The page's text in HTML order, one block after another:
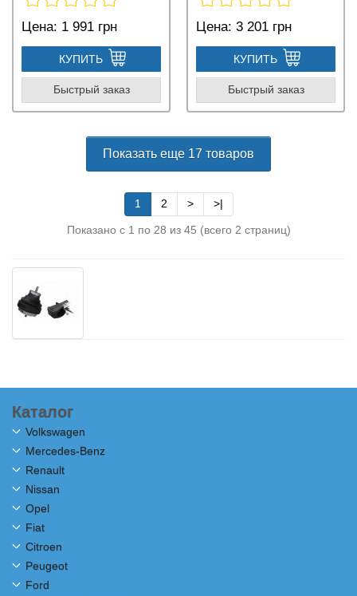
Цена: 1 991 грн
КУПИТЬ
Быстрый заказ
Цена: 3 201 грн
КУПИТЬ
Быстрый заказ
Показать еще 17 товаров
1 2 > >|
Показано с 1 по 28 из 45 (всего 2 страниц)
Каталог
Volkswagen
Mercedes-Benz
Renault
Nissan
Opel
Fiat
Citroen
Peugeot
Ford